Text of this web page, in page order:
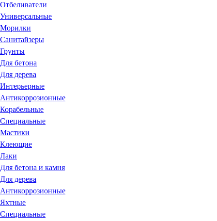
Отбеливатели
Универсальные
Морилки
Санитайзеры
Грунты
Для бетона
Для дерева
Интерьерные
Антикоррозионные
Корабельные
Специальные
Мастики
Клеющие
Лаки
Для бетона и камня
Для дерева
Антикоррозионные
Яхтные
Специальные